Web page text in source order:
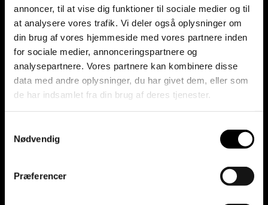
annoncer, til at vise dig funktioner til sociale medier og til
at analysere vores trafik. Vi deler også oplysninger om
din brug af vores hjemmeside med vores partnere inden
for sociale medier, annonceringspartnere og
analysepartnere. Vores partnere kan kombinere disse
data med andre oplysninger, du har givet dem, eller som
de har indsamlet fra din brug af deres tjenester.
Nødvendig
Præferencer
Book artist
KONTAKT